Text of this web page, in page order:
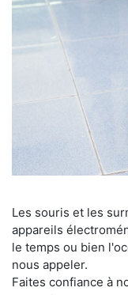
Les souris et les
appareils
le temps ou bien
nous appeler.
Faites confiance à